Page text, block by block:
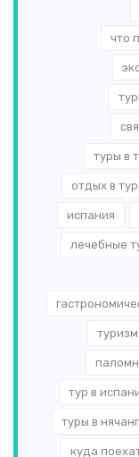
что
туры в
отдых в
испания
лечебные
тур в
туры в
куда